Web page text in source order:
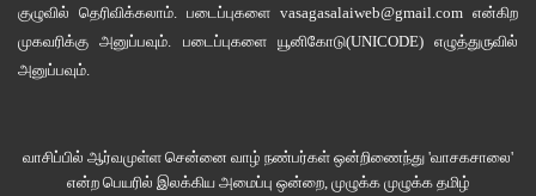
குழுவில் தெரிவிக்கலாம். படைப்புகளை vasagasalaiweb@gmail.com என்கிற
முகவரிக்கு அனுப்பவும். படைப்புகளை யூனிகோடு(UNICODE)எழுத்துருவில்
அனுப்பவும்.
வாசிப்பில் ஆர்வமுள்ள சென்னை வாழ் நண்பர்கள் ஒன்றிணைந்து 'வாசகசாலை'
என்ற பெயரில் இலக்கிய அமைப்பு ஒன்றை, முழுக்க முழுக்க தமிழ்